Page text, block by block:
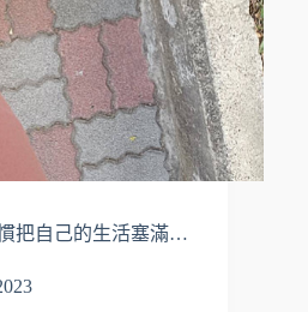
把自己的生活塞滿…